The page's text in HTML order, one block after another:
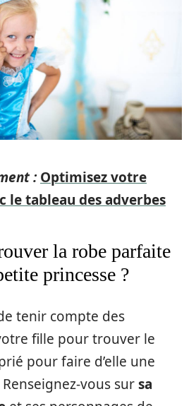
: Optimisez votre
le tableau des adverbes
la robe parfaite
princesse ?
tenir compte des
fille pour trouver le
pour faire d’elle une
vous sursa